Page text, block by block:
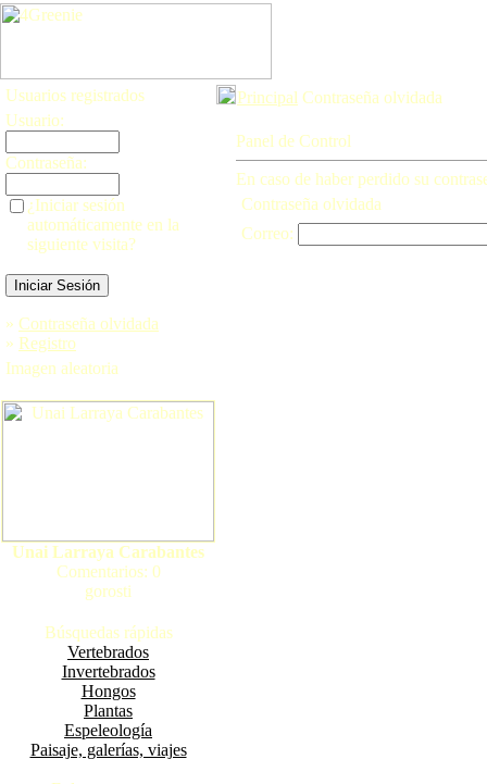
Usuarios registrados
Usuario:
Contraseña:
¿Iniciar sesión
automáticamente en la
siguiente visita?
» Contraseña olvidada
» Registro
Imagen aleatoria
Unai Larraya Carabantes
Comentarios: 0
gorosti
Búsquedas rápidas
Vertebrados
Invertebrados
Hongos
Plantas
Espeleología
Paisaje, galerías, viajes
Principal Contraseña olvidada
Panel de Control
En caso de haber perdido su
Contraseña olvidada
Correo: